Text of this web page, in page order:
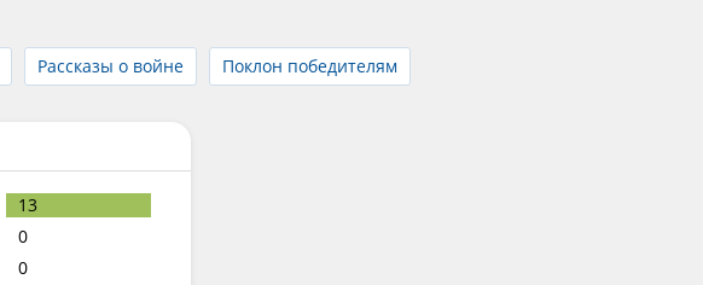
Рассказы о войне Поклон победителям
13
0
0